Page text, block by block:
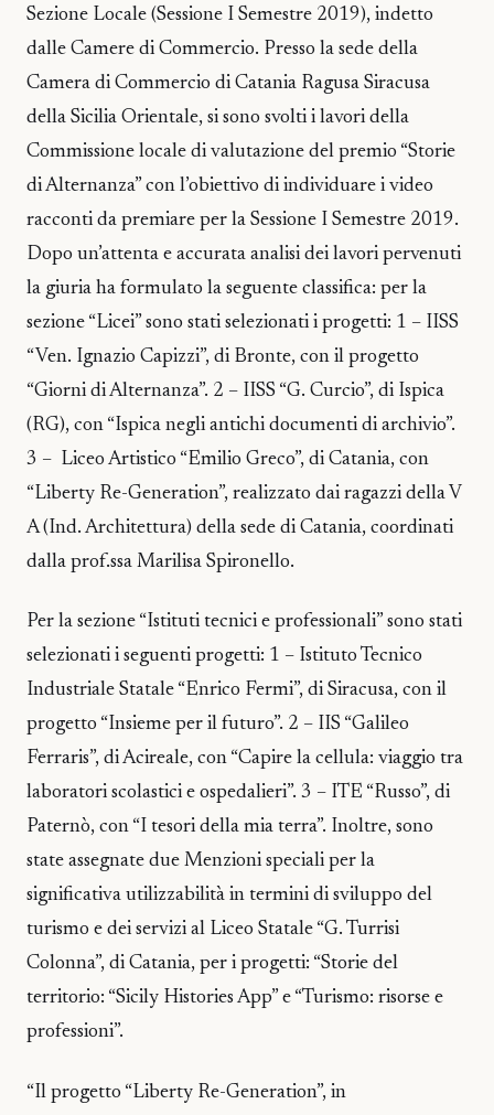
Sezione Locale (Sessione I Semestre 2019), indetto
dalle Camere di Commercio. Presso la sede della
Camera di Commercio di Catania Ragusa Siracusa
della Sicilia Orientale, si sono svolti i lavori della
Commissione locale di valutazione del premio “Storie
di Alternanza” con l’obiettivo di individuare i video
racconti da premiare per la Sessione I Semestre 2019.
Dopo un’attenta e accurata analisi dei lavori pervenuti
la giuria ha formulato la seguente classifica: per la
sezione “Licei” sono stati selezionati i progetti: 1 – IISS
“Ven. Ignazio Capizzi”, di Bronte, con il progetto
“Giorni di Alternanza”. 2 – IISS “G. Curcio”, di Ispica
(RG), con “Ispica negli antichi documenti di archivio”.
3 – Liceo Artistico “Emilio Greco”, di Catania, con
“Liberty Re-Generation”, realizzato dai ragazzi della V
A (Ind. Architettura) della sede di Catania, coordinati
dalla prof.ssa Marilisa Spironello.
Per la sezione “Istituti tecnici e professionali” sono stati
selezionati i seguenti progetti: 1 – Istituto Tecnico
Industriale Statale “Enrico Fermi”, di Siracusa, con il
progetto “Insieme per il futuro”. 2 – IIS “Galileo
Ferraris”, di Acireale, con “Capire la cellula: viaggio tra
laboratori scolastici e ospedalieri”. 3 – ITE “Russo”, di
Paternò, con “I tesori della mia terra”. Inoltre, sono
state assegnate due Menzioni speciali per la
significativa utilizzabilità in termini di sviluppo del
turismo e dei servizi al Liceo Statale “G. Turrisi
Colonna”, di Catania, per i progetti: “Storie del
territorio: “Sicily Histories App” e “Turismo: risorse e
professioni”.
“Il progetto “Liberty Re-Generation”, in